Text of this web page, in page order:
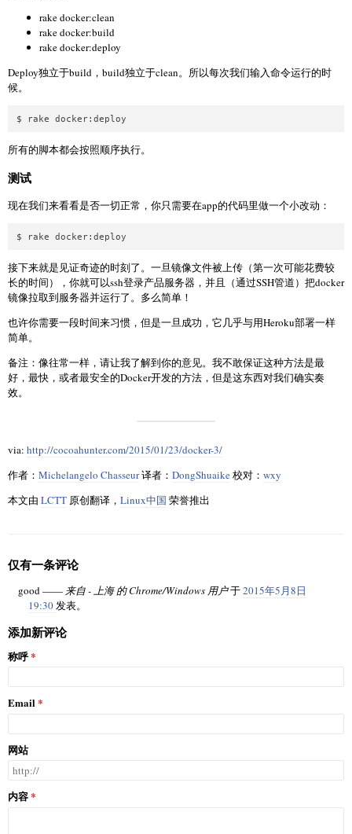
rake docker:clean
rake docker:build
rake docker:deploy
Deploy独立于build，build独立于clean。所以每次我们输入命令运行的时
候。
所有的脚本都会按照顺序执行。
测试
现在我们来看看是否一切正常，你只需要在app的代码里做一个小改动：
接下来就是见证奇迹的时刻了。一旦镜像文件被上传（第一次可能花费较
长的时间），你就可以ssh登录产品服务器，并且（通过SSH管道）把docker
镜像拉取到服务器并运行了。多么简单！
也许你需要一段时间来习惯，但是一旦成功，它几乎与用Heroku部署一样
简单。
备注：像往常一样，请让我了解到你的意见。我不敢保证这种方法是最
好，最快，或者最安全的Docker开发的方法，但是这东西对我们确实奏
效。
via: http://cocoahunter.com/2015/01/23/docker-3/
作者： Michelangelo Chasseur译者： DongShuaike校对： wxy
本文由 LCTT 原创翻译， Linux中国 荣誉推出
仅有一条评论
good —— 来自 - 上海 的 Chrome/Windows 用户于2015年5月8日
19:30发表。
添加新评论
称呼
Email
网站
内容